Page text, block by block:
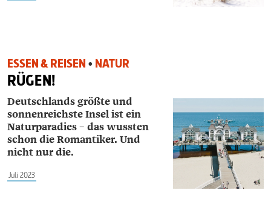
ESSEN & REISEN • NATUR
RÜGEN!
Deutschlands größte und
sonnenreichste Insel ist ein
Naturparadies – das wussten
schon die Romantiker. Und
nicht nur die.
Juli 2023